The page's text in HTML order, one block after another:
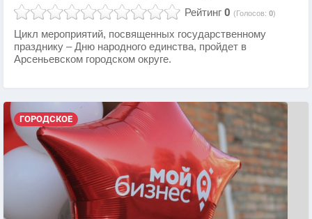
Рейтинг 0 (Голосов: 0)
Цикл мероприятий, посвященных государственному
празднику – Дню народного единства, пройдет в
Арсеньевском городском округе.
ГОРОДСКОЕ